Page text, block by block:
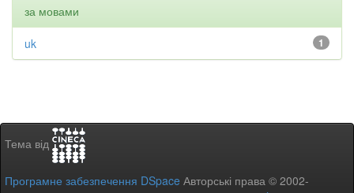
за мовами
1
uk
Тема від
Програмне забезпечення DSpace Авторські права © 2002-